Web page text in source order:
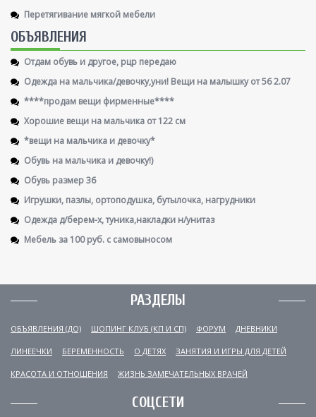
Перетягивание мягкой мебели
ОБЪЯВЛЕНИЯ
Отдам обувь и другое, рцр передаю
Одежда на мальчика/девочку,уни! Вещи на малышку от 56 2.07
****продам вещи фирменные****
Хорошие вещи на мальчика от 122 см
*вещи на мальчика и девочку*
Обувь на мальчика и девочку!)
Обувь размер 36
Игрушки, пазлы, ортоподушка, бутылочка, нагрудники
Одежда д/берем-х, туника,накладки н/унитаз
Мебель за 100 руб. с самовыносом
РАЗДЕЛЫ
ОБЪЯВЛЕНИЯ (ДО) ШОПИНГ КЛУБ (КП И СП) ФОРУМ ДНЕВНИКИ
ЛИНЕЕЧКИ БЕРЕМЕННОСТЬ О ДЕТЯХ ЗАНЯТИЯ И ИГРЫ ДЛЯ ДЕТЕЙ
КРАСОТА И ОТНОШЕНИЯ ЖИЗНЬ ЗАМЕЧАТЕЛЬНЫХ ВРАЧЕЙ
СОЦСЕТИ